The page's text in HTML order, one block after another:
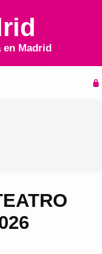
en Madrid